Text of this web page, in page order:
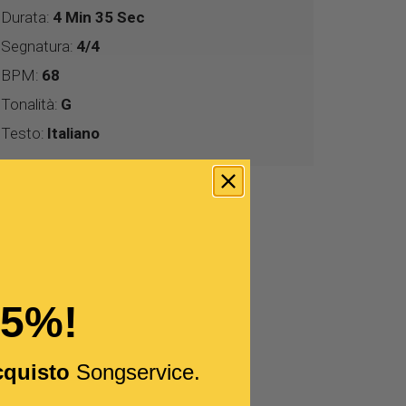
Durata: 4 Min 35 Sec
Segnatura: 4/4
BPM: 68
Tonalità: G
Testo: Italiano
Songservice.